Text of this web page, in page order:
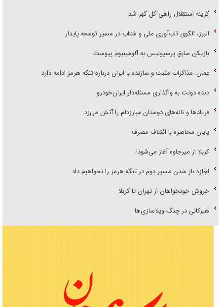
گزینه استقلال راهی گل گهر شد
البرز، الگوی تاب‌آوری ملی و شتاب در مسیر توسعه پایدار
بازیکن سابق پرسپولیس به آلومینیوم پیوست
عمان: مذاکرات مثبت و سازنده با ایران درباره تنگه هرمز ادامه دارد
دنده دولت به واگذاری مسئله‌دار ایران‌خودرو
فریاد‌ها و ناله‌های دوستان مبارزدلم را آتش می‌زد
پایان محاصره با ائتلاف مصرف
کربلا از میرجاوه آغاز می‌شود!
اجازه باز شدن مسیر دوم در تنگه هرمز را نخواهیم داد
خروش خونخواهان از تهران تا کربلا
هیرکانی در چنگ ویلاسازی‌ها